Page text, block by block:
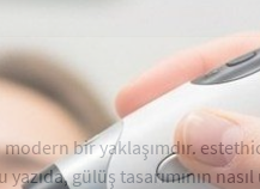
bir yaklaşımdır.
gülüş tasarımının nasıl